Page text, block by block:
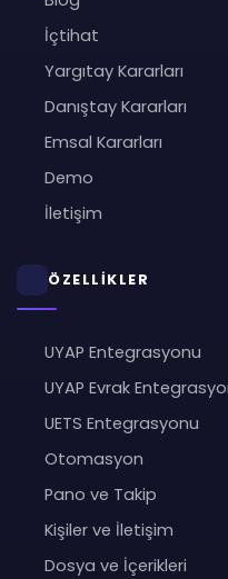
İçtihat
Yargıtay Kararları
Danıştay Kararları
Emsal Kararları
Demo
İletişim
ÖZELLİKLER
UYAP Entegrasyonu
UYAP Evrak
UETS Entegrasyonu
Otomasyon
Pano ve Takip
Kişiler ve İletişim
Dosya ve İçerikleri